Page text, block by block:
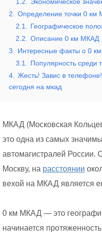
2.
Определение точки 0 км
2.1.
Географическое
2.2.
Описание 0 км МКАД
3.
Интересные факты о 0
3.1.
Популярность среди
4.
Жесть! Завис в
сегодня на мкад
МКАД (Московская
это одна из самых
автомагистралей России.
Москву, на расстоянии
вехой на МКАД является
0 км МКАД — это
начинается